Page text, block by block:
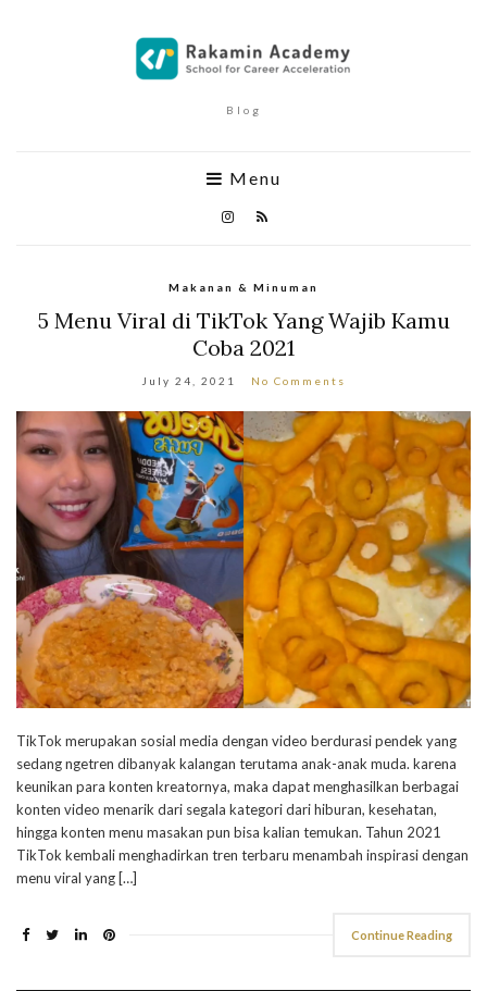
Blog
Menu
Makanan & Minuman
5 Menu Viral di TikTok Yang Wajib Kamu
Coba 2021
July 24, 2021 No Comments
TikTok merupakan sosial media dengan video berdurasi pendek yang
sedang ngetren dibanyak kalangan terutama anak-anak muda. karena
keunikan para konten kreatornya, maka dapat menghasilkan berbagai
konten video menarik dari segala kategori dari hiburan, kesehatan,
hingga konten menu masakan pun bisa kalian temukan. Tahun 2021
TikTok kembali menghadirkan tren terbaru menambah inspirasi dengan
menu viral yang […]
Continue Reading